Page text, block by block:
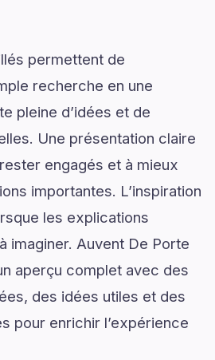
permettent de
recherche en une
pleine d’idées et de
Une présentation claire
engagés et à mieux
importantes. L’inspiration
les explications
imaginer. Auvent De Porte
aperçu complet avec des
des idées utiles et des
pour enrichir l’expérience